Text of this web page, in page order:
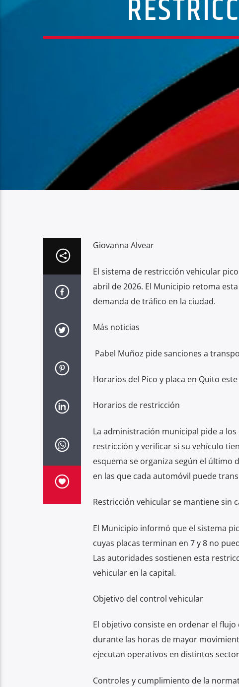
Giovanna Alvear
El sistema de restricción vehicular
abril de 2026. El Municipio retoma
demanda de tráfico en la ciudad.
Más noticias
Pabel Muñoz pide sanciones a
Horarios del Pico y placa en Quito
Horarios de restricción
La administración municipal pide a
restricción y verificar si su vehículo
esquema se organiza según el último
en las que cada automóvil puede
Restricción vehicular se mantiene sin
El Municipio informó que el sistema
cuyas placas terminan en 7 y 8 no
Las autoridades sostienen esta
vehicular en la capital.
Objetivo del control vehicular
El objetivo consiste en ordenar el
durante las horas de mayor
ejecutan operativos en distintos
Controles y cumplimiento de la